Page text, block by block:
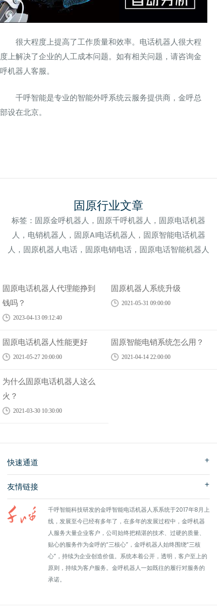
很大程度上提高了工作质量和效率。电话机器人很大程
度上解决了企业的人工成本问题。如有相关问题，请咨询金
呼机器人客服。
千呼智能是专业的智能外呼系统云服务提供商，金呼总
部设在北京。
固原行业文章
标签：固原金呼机器人，固原千呼机器人，固原电话机器
人，电销机器人，固原AI电话机器人，固原智能电话机器
人，固原机器人电话，固原电销电话，固原电话智能机器人
固原电话机器人代理能挣到
钱吗？
2023-04-13 09:12:40
固原机器人系统升级
2021-05-31 09:00:00
固原电话机器人性能更好
2021-05-27 20:00:00
固原智能电销系统怎么用？
2021-04-14 22:00:00
为什么固原电话机器人这么
火？
2021-03-30 10:30:00
快速通道
友情链接
千呼智能科技研发的金呼智能电话机器人系系统于2017年8月上
线，发展至今已经有多年了，在多年的发展过程中，金呼机器
人服务大量企业客户，公司始终把精湛的技术、过硬的质量、
贴心的服务作为金呼的“三核心”，金呼机器人始终围绕“三核
心”，持续为企业创造价值。系统本着公开，透明，客户至上的
原则，持续为客户服务。金呼机器人一如既往的履行对服务的
承诺。